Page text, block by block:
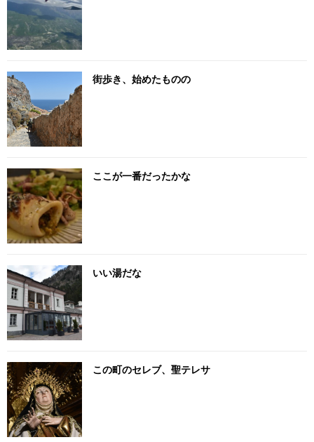
街歩き、始めたものの
ここが一番だったかな
いい湯だな
この町のセレブ、聖テレサ